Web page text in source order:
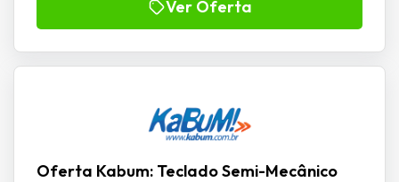
Ver Oferta
Oferta Kabum: Teclado Semi-Mecânico